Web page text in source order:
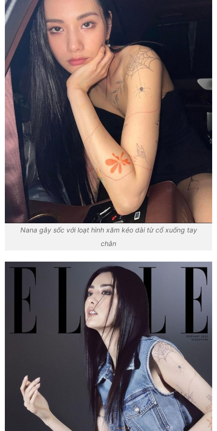
Nana gây sốc với loạt hình xăm kéo dài từ cổ xuống tay
chân